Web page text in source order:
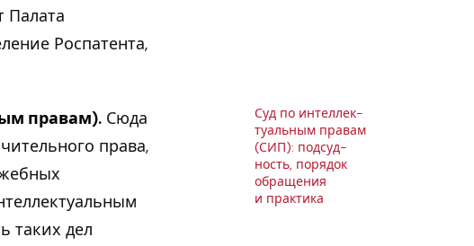
Палата
Роспатента,
правам). Сюда
права,
таких дел
Суд по ин­тел­лек­
ту­аль­ным правам
(СИП): под­суд­
ность, порядок
об­ра­ще­ния
и прак­ти­ка